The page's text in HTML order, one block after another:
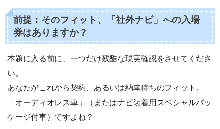
前提：そのフィット、「社外ナビ」への入場
券はありますか？
本題に入る前に、一つだけ残酷な現実確認をさせてくださ
い。
あなたがこれから契約、あるいは納車待ちのフィット。
「オーディオレス車」（またはナビ装着用スペシャルパッ
ケージ付車）ですよね？